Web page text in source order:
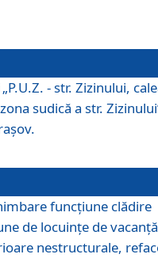
- str. Zizinului,
sudică a str.
funcţiune clădire
de locuinţe de
nestructurale,